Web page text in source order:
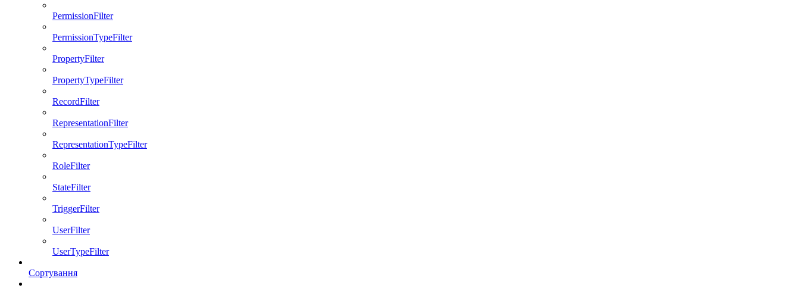
PermissionFilter
PermissionTypeFilter
PropertyFilter
PropertyTypeFilter
RecordFilter
RepresentationFilter
RepresentationTypeFilter
RoleFilter
StateFilter
TriggerFilter
UserFilter
UserTypeFilter
Сортування